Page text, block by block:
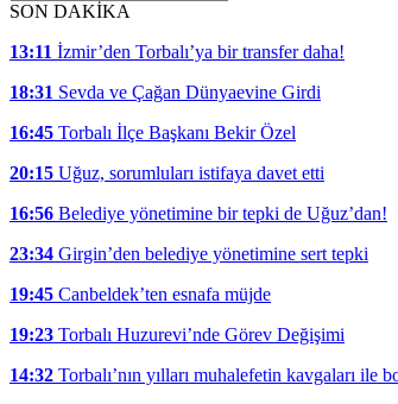
SON DAKİKA
13:11 İzmir’den Torbalı’ya bir transfer daha!
18:31 Sevda ve Çağan Dünyaevine Girdi
16:45 Torbalı İlçe Başkanı Bekir Özel
20:15 Uğuz, sorumluları istifaya davet etti
16:56 Belediye yönetimine bir tepki de Uğuz’dan!
23:34 Girgin’den belediye yönetimine sert tepki
19:45 Canbeldek’ten esnafa müjde
19:23 Torbalı Huzurevi’nde Görev Değişimi
14:32 Torbalı’nın yılları muhalefetin kavgaları ile